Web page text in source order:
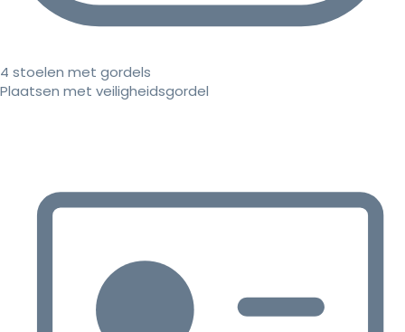
4 stoelen met gordels
Plaatsen met veiligheidsgordel